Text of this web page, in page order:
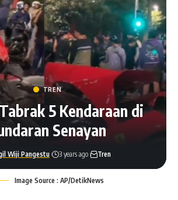
TREN
5 Kendaraan di
Senayan
Wiji Pangestu 3 years ago Tren
Image Source : AP/DetikNews